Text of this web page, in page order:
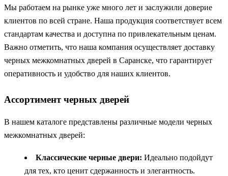
Мы работаем на рынке уже много лет и заслужили доверие
клиентов по всей стране. Наша продукция соответствует всем
стандартам качества и доступна по привлекательным ценам.
Важно отметить, что наша компания осуществляет доставку
черных межкомнатных дверей в Саранске, что гарантирует
оперативность и удобство для наших клиентов.
Ассортимент черных дверей
В нашем каталоге представлены различные модели черных
межкомнатных дверей:
Классические черные двери: Идеально подойдут
для тех, кто ценит сдержанность и элегантность.